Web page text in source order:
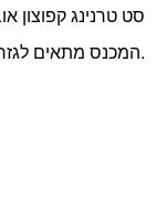
סט טרנינג קפוצון
המכנס מתאים לגזרה גבוהה ונמוכה להחלטתך.